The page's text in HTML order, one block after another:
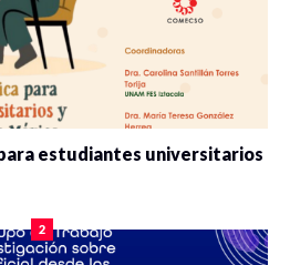
estudiantes universitarios
2